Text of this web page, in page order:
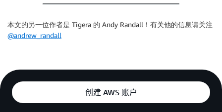
本文的另一位作者是 Tigera 的 Andy Randall！有关他的信息请关注
@andrew_randall
创建 AWS 账户